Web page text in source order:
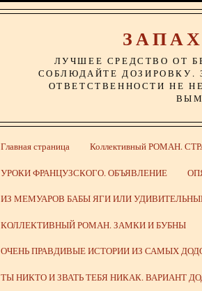
ЛУЧШЕЕ СРЕДСТВО ОТ
СОБЛЮДАЙТЕ ДОЗИРОВКУ.
ОТВЕТСТВЕННОСТИ НЕ
Главная страница Коллективный РОМАН.
УРОКИ ФРАНЦУЗСКОГО. ОБЪЯВЛЕНИЕ
ИЗ МЕМУАРОВ БАБЫ ЯГИ ИЛИ
КОЛЛЕКТИВНЫЙ РОМАН. ЗАМКИ И БУБНЫ
ОЧЕНЬ ПРАВДИВЫЕ ИСТОРИИ ИЗ САМЫХ
ТЫ НИКТО И ЗВАТЬ ТЕБЯ НИКАК. ВАРИАНТ